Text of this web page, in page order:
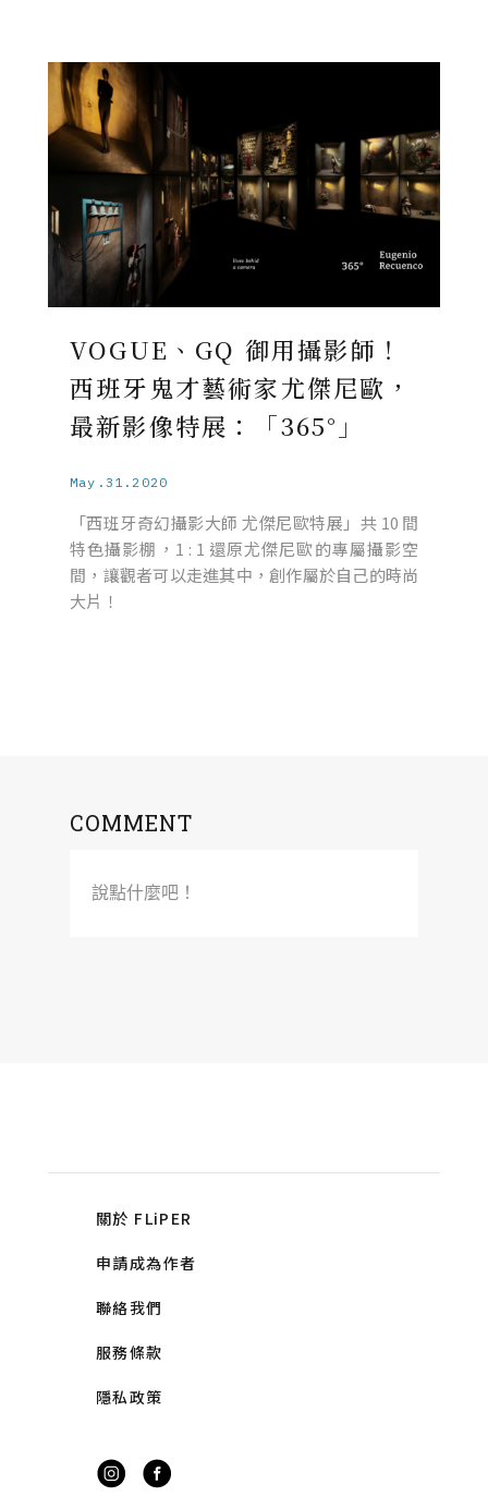
VOGUE、GQ 御用攝影師！
西班牙鬼才藝術家尤傑尼歐，
最新影像特展：「365°」
May.31.2020
「西班牙奇幻攝影大師 尤傑尼歐特展」共 10 間
特色攝影棚，1 : 1 還原尤傑尼歐的專屬攝影空
間，讓觀者可以走進其中，創作屬於自己的時尚
大片！
COMMENT
說點什麼吧！
關於 FLiPER
申請成為作者
聯絡我們
服務條款
隱私政策